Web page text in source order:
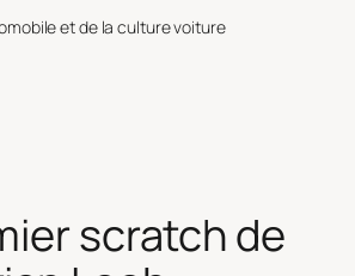
et de la culture voiture
scratch de